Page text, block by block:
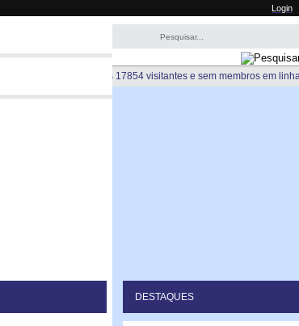
Login
Temos 17854 visitantes e sem membros em
DESTAQUES